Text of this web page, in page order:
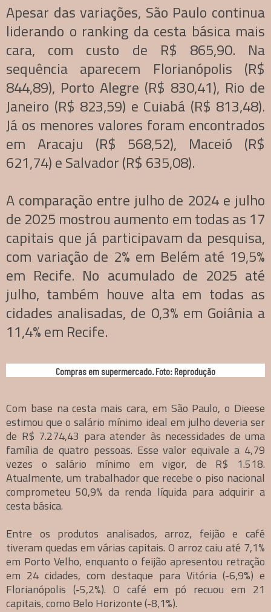
Apesar das variações, São Paulo continua
liderando o ranking da cesta básica mais
cara, com custo de R$ 865,90. Na
sequência aparecem Florianópolis (R$
844,89), Porto Alegre (R$ 830,41), Rio de
Janeiro (R$ 823,59) e Cuiabá (R$ 813,48).
Já os menores valores foram encontrados
em Aracaju (R$ 568,52), Maceió (R$
621,74) e Salvador (R$ 635,08).
A comparação entre julho de 2024 e julho
de 2025 mostrou aumento em todas as 17
capitais que já participavam da pesquisa,
com variação de 2% em Belém até 19,5%
em Recife. No acumulado de 2025 até
julho, também houve alta em todas as
cidades analisadas, de 0,3% em Goiânia a
11,4% em Recife.
Compras em supermercado. Foto: Reprodução
Com base na cesta mais cara, em São Paulo, o Dieese
estimou que o salário mínimo ideal em julho deveria ser
de R$ 7.274,43 para atender às necessidades de uma
família de quatro pessoas. Esse valor equivale a 4,79
vezes o salário mínimo em vigor, de R$ 1.518.
Atualmente, um trabalhador que recebe o piso nacional
comprometeu 50,9% da renda líquida para adquirir a
cesta básica.
Entre os produtos analisados, arroz, feijão e café
tiveram quedas em várias capitais. O arroz caiu até 7,1%
em Porto Velho, enquanto o feijão apresentou retração
em 24 cidades, com destaque para Vitória (-6,9%) e
Florianópolis (-5,2%). O café em pó recuou em 21
capitais, como Belo Horizonte (-8,1%).